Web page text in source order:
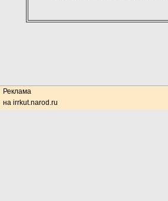
Реклама
на irrkut.narod.ru